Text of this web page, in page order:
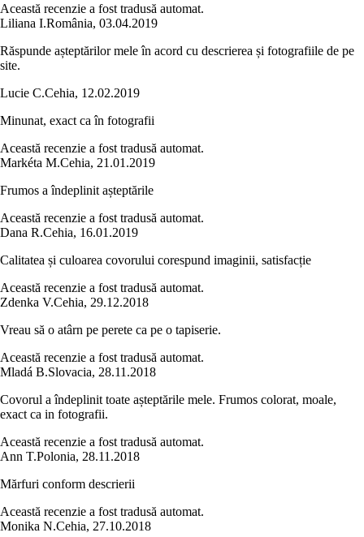
Această recenzie a fost tradusă automat.
Liliana I.România, 03.04.2019
Răspunde așteptărilor mele în acord cu descrierea și fotografiile de pe
site.
Lucie C.Cehia, 12.02.2019
Minunat, exact ca în fotografii
Această recenzie a fost tradusă automat.
Markéta M.Cehia, 21.01.2019
Frumos a îndeplinit așteptările
Această recenzie a fost tradusă automat.
Dana R.Cehia, 16.01.2019
Calitatea și culoarea covorului corespund imaginii, satisfacție
Această recenzie a fost tradusă automat.
Zdenka V.Cehia, 29.12.2018
Vreau să o atârn pe perete ca pe o tapiserie.
Această recenzie a fost tradusă automat.
Mladá B.Slovacia, 28.11.2018
Covorul a îndeplinit toate așteptările mele. Frumos colorat, moale,
exact ca in fotografii.
Această recenzie a fost tradusă automat.
Ann T.Polonia, 28.11.2018
Mărfuri conform descrierii
Această recenzie a fost tradusă automat.
Monika N.Cehia, 27.10.2018